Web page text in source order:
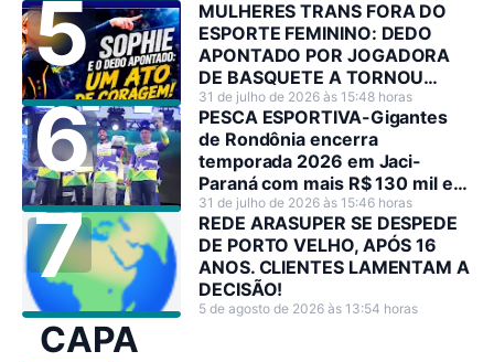
MULHERES TRANS FORA DO
ESPORTE FEMININO: DEDO
APONTADO POR JOGADORA
DE BASQUETE A TORNOU
HEROÍNA NO SEU PAÍS
31 de julho de 2026 às 15:48 horas
PESCA ESPORTIVA-Gigantes
de Rondônia encerra
temporada 2026 em Jaci-
Paraná com mais R$ 130 mil em
premiações
31 de julho de 2026 às 15:46 horas
REDE ARASUPER SE DESPEDE
DE PORTO VELHO, APÓS 16
ANOS. CLIENTES LAMENTAM A
DECISÃO!
5 de agosto de 2026 às 13:54 horas
CAPA